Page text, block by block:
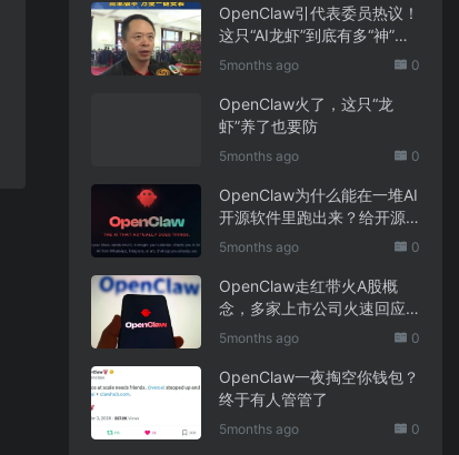
OpenClaw引代表委员热议！
这只“AI龙虾”到底有多“神”？
｜科技观察
5months ago 0
OpenClaw火了，这只“龙
虾”养了也要防
5months ago 0
OpenClaw为什么能在一堆AI
开源软件里跑出来？给开源
项目的三点启示
5months ago 0
OpenClaw走红带火A股概
念，多家上市公司火速回应
业务布局
5months ago 0
OpenClaw一夜掏空你钱包？
终于有人管管了
5months ago 0